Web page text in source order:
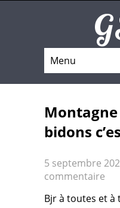
Menu
Montagne
bidons
5 septembre
commentaire
Bjr à toutes et à